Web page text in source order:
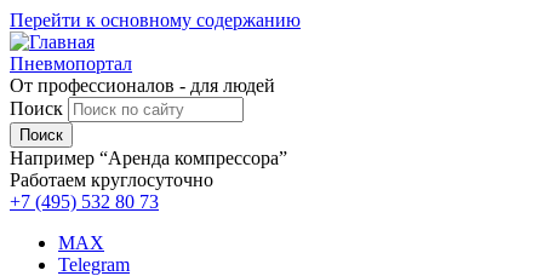
Перейти к основному содержанию
Пневмопортал
От профессионалов - для людей
Поиск
Например “Аренда компрессора”
Работаем круглосуточно
+7 (495) 532 80 73
MAX
Telegram